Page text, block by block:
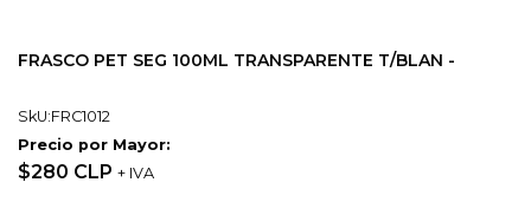
FRASCO PET SEG 100ML TRANSPARENTE T/BLAN -
SkU:FRC1012
Precio por Mayor:
$280 CLP + IVA